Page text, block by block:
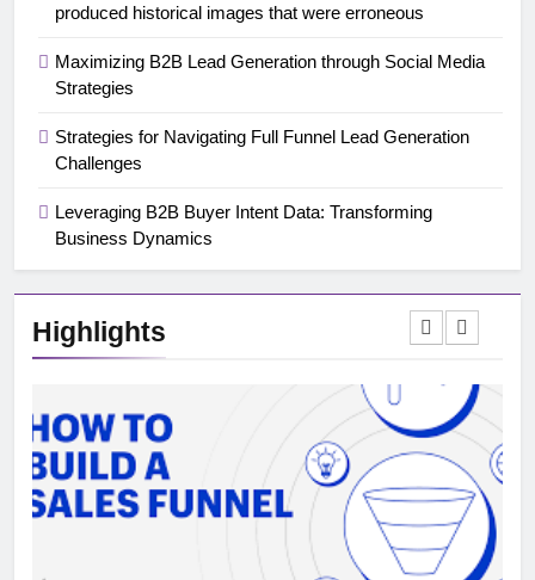
produced historical images that were erroneous
Maximizing B2B Lead Generation through Social Media
Strategies
Strategies for Navigating Full Funnel Lead Generation
Challenges
Leveraging B2B Buyer Intent Data: Transforming
Business Dynamics
Highlights